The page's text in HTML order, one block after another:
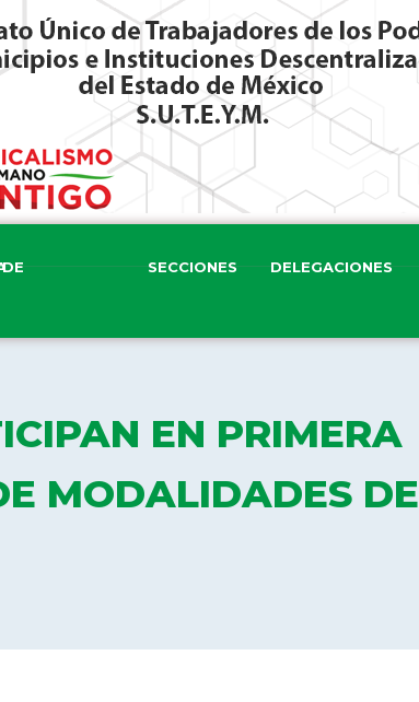
SECCIONES DELEGACIONES
EN PRIMERA
MODALIDADES DE